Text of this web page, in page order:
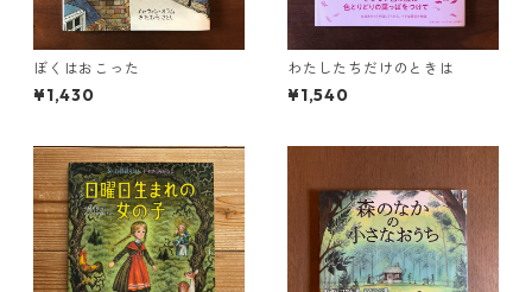
ぼくはおこった
¥1,430
わたしたちだけのときは
¥1,540